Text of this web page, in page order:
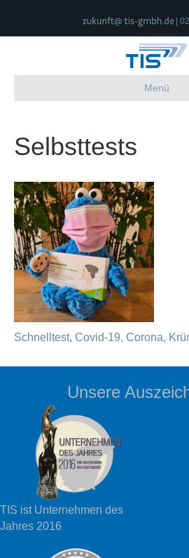
|
Menü
Selbsttests
Schnelltest, Covid-19, Corona,
Unsere
TIS ist Unternehmen des
Jahres 2016